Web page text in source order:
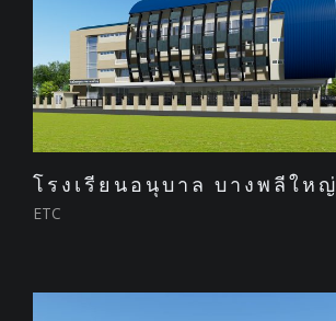
โรงเรียนอนุบาล บางพลีใหญ่
ETC